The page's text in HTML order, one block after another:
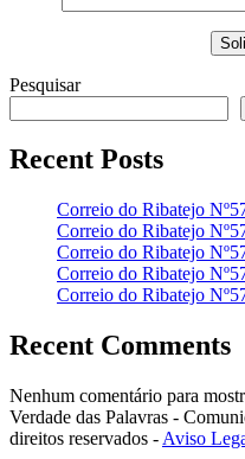
Pesquisar
Recent Posts
Correio do Ribatejo
Correio do Ribatejo
Correio do Ribatejo
Correio do Ribatejo
Correio do Ribatejo
Recent Comments
Nenhum comentário para
Verdade das Palavras -
direitos reservados - Aviso